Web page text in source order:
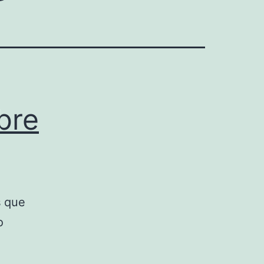
que